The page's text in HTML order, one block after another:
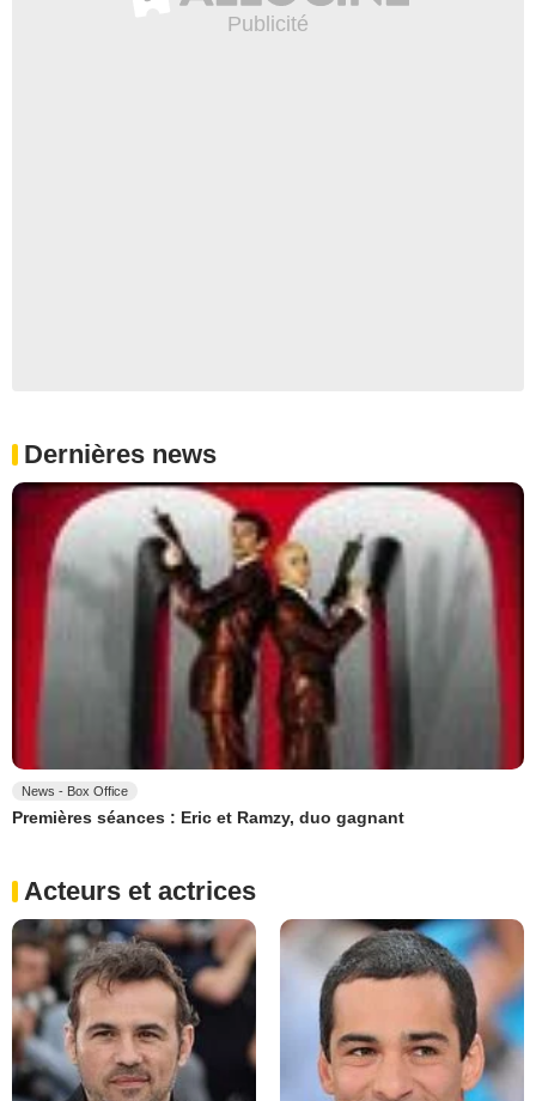
Dernières news
News - Box Office
Premières séances : Eric et Ramzy, duo gagnant
Acteurs et actrices